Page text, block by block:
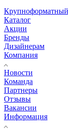
Каталог
Акции
Бренды
Дизайнерам
Компания
Новости
Команда
Партнеры
Отзывы
Вакансии
Информация